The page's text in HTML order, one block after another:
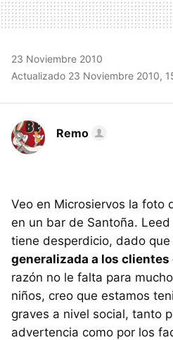
23 Noviembre 2010
Actualizado 23 Noviembre 2010,
Remo
Veo en Microsiervos la foto
en un bar de Santoña.
tiene desperdicio, dado que
generalizada a los clientes
razón no le falta para
niños, creo que estamos
graves a nivel social, tanto
advertencia como por los